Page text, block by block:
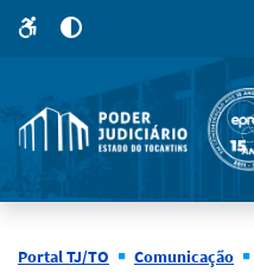
site
5
modo
de
alto
Portal TJ/TO Comunicação